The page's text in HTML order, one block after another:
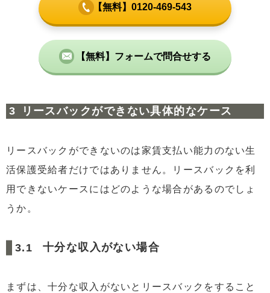
【無料】0120-469-543
【無料】フォームで問合せする
リースバックができない具体的なケース
リースバックができないのは家賃支払い能力のない生
活保護受給者だけではありません。リースバックを利
用できないケースにはどのような場合があるのでしょ
うか。
十分な収入がない場合
まずは、十分な収入がないとリースバックをすること